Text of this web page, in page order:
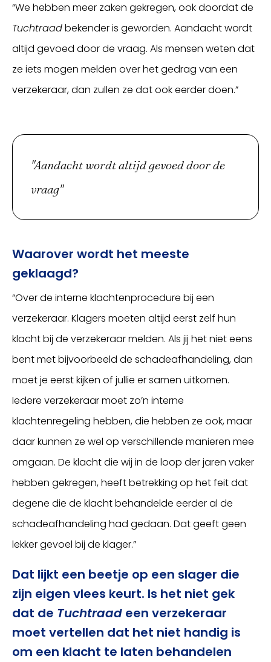
“We hebben meer zaken gekregen, ook doordat de
Tuchtraadbekender is geworden. Aandacht wordt
altijd gevoed door de vraag. Als mensen weten dat
ze iets mogen melden over het gedrag van een
verzekeraar, dan zullen ze dat ook eerder doen.”
"Aandacht wordt altijd gevoed door de
vraag"
Waarover wordt het meeste
geklaagd?
“Over de interne klachtenprocedure bij een
verzekeraar. Klagers moeten altijd eerst zelf hun
klacht bij de verzekeraar melden. Als jij het niet eens
bent met bijvoorbeeld de schadeafhandeling, dan
moet je eerst kijken of jullie er samen uitkomen.
Iedere verzekeraar moet zo’n interne
klachtenregeling hebben, die hebben ze ook, maar
daar kunnen ze wel op verschillende manieren mee
omgaan. De klacht die wij in de loop der jaren vaker
hebben gekregen, heeft betrekking op het feit dat
degene die de klacht behandelde eerder al de
schadeafhandeling had gedaan. Dat geeft geen
lekker gevoel bij de klager.”
Dat lijkt een beetje op een slager die
zijn eigen vlees keurt. Is het niet gek
dat de Tuchtraad een verzekeraar
moet vertellen dat het niet handig is
om een klacht te laten behandelen